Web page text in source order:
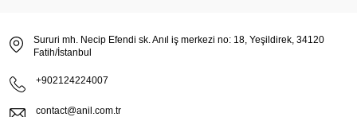
Sururi mh. Necip Efendi sk. Anıl iş merkezi no: 18, Yeşildirek, 34120
Fatih/İstanbul
+902124224007
contact@anil.com.tr